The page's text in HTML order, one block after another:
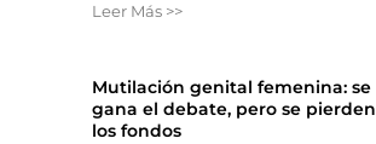
Leer Más >>
Mutilación genital femenina: se
gana el debate, pero se pierden
los fondos